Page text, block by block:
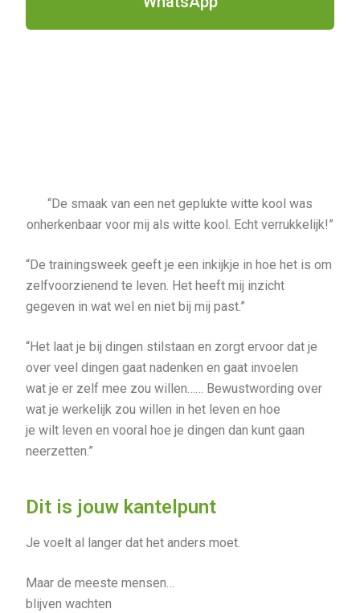
“De smaak van een net geplukte witte kool was
onherkenbaar voor mij als witte kool. Echt verrukkelijk!”
“De trainingsweek geeft je een inkijkje in hoe het is om
zelfvoorzienend te leven. Het heeft mij inzicht
gegeven in wat wel en niet bij mij past.”
“Het laat je bij dingen stilstaan en zorgt ervoor dat je
over veel dingen gaat nadenken en gaat invoelen
wat je er zelf mee zou willen…… Bewustwording over
wat je werkelijk zou willen in het leven en hoe
je wilt leven en vooral hoe je dingen dan kunt gaan
neerzetten.”
Dit is jouw kantelpunt
Je voelt al langer dat het anders moet.
Maar de meeste mensen…
blijven wachten